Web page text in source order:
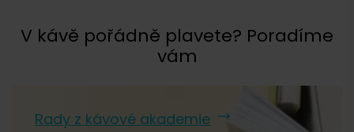
V kávě pořádně plavete? Poradíme
vám
Rady z kávové akademie